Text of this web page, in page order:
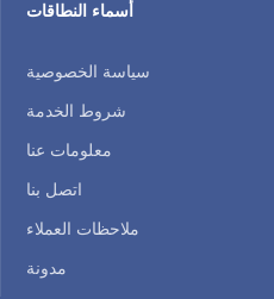
أسماء النطاقات
سياسة الخصوصية
شروط الخدمة
معلومات عنا
اتصل بنا
ملاحظات العملاء
مدونة